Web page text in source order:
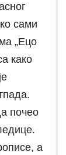
сами
„Ецо
како
почео
а